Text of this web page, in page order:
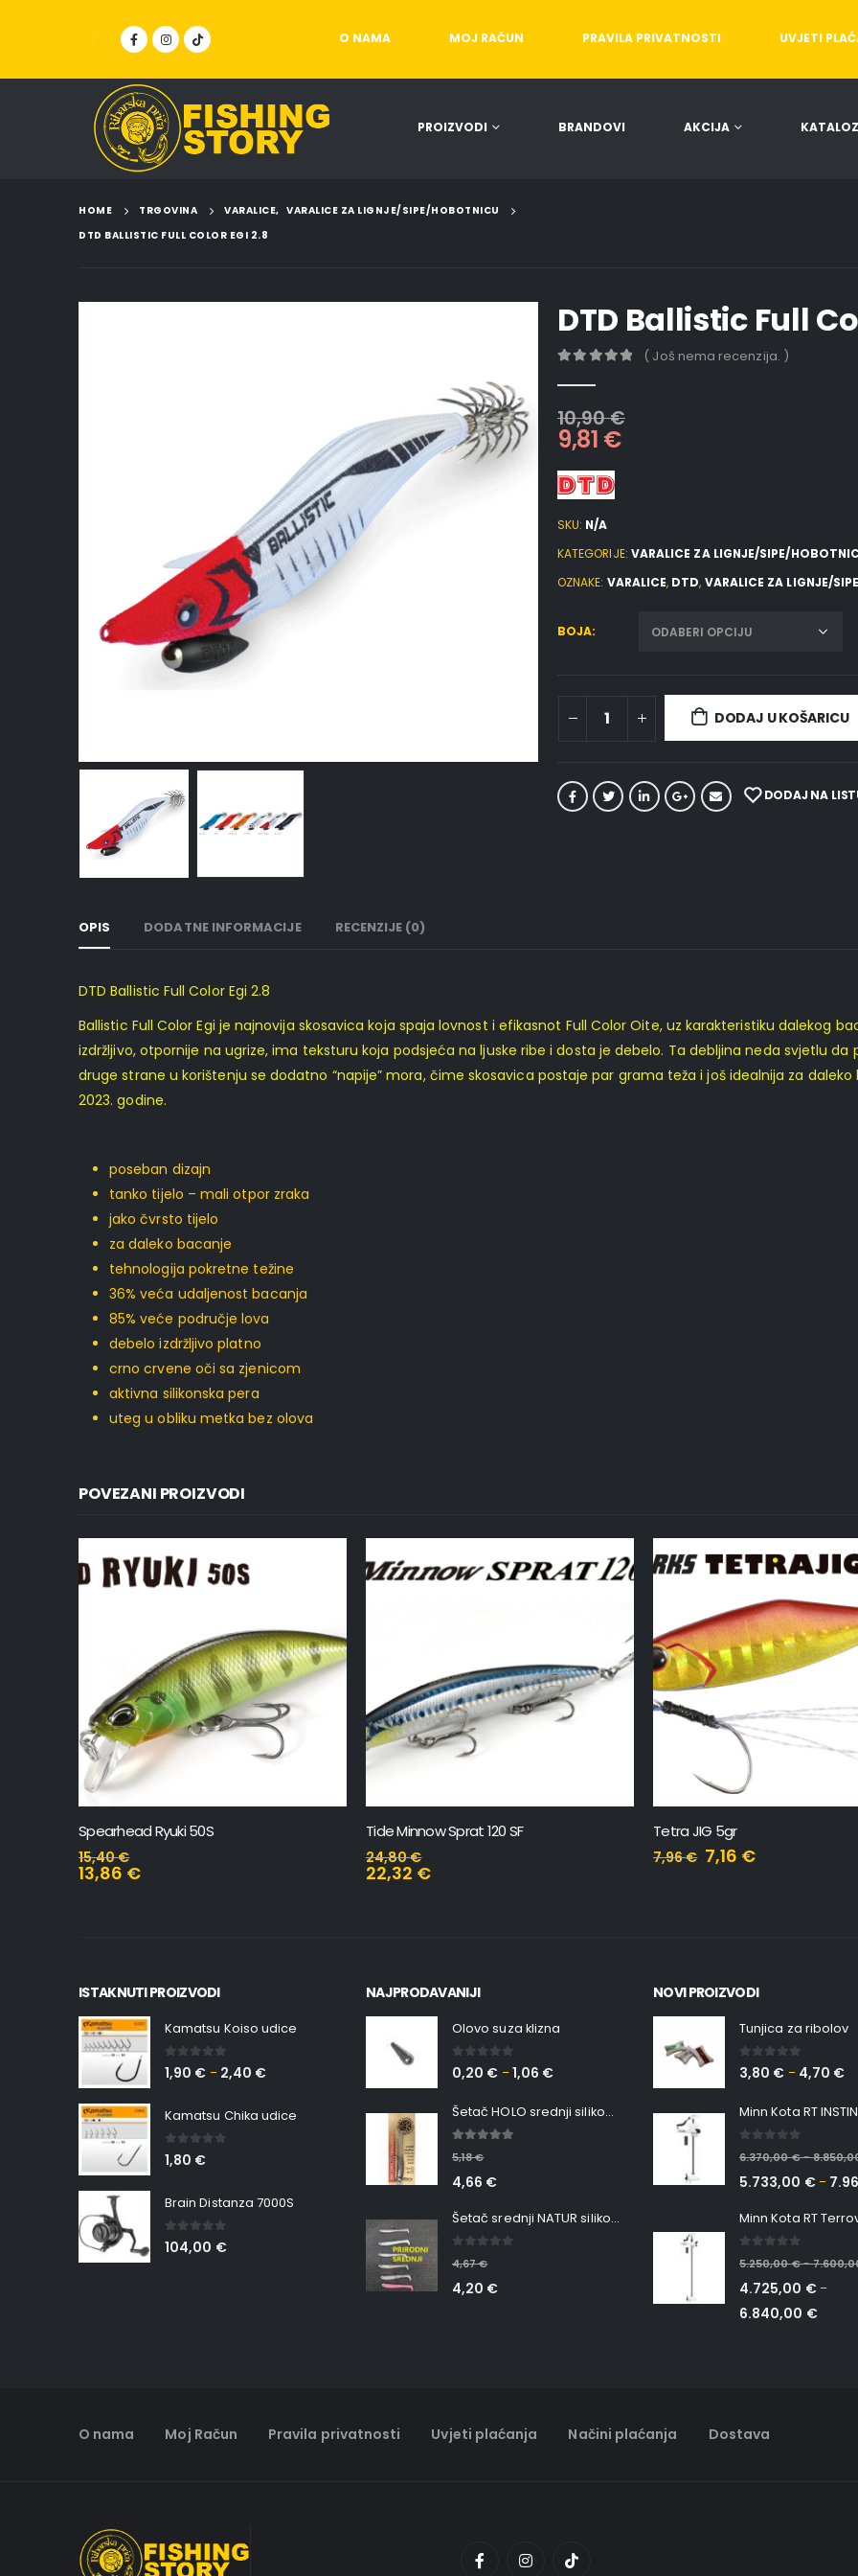
O NAMA MOJ RAČUN PRAVILA PRIVATNOSTI UVJETI
PROIZVODI BRANDOVI AKCIJA
HOME TRGOVINA VARALICE, VARALICE ZA LIGNJE/SIPE/HOBOTNICU
DTD BALLISTIC FULL COLOR EGI 2.8
DTD Ballistic Full
( Još nema recenzija. )
10,90€
9,81 €
SKU: N/A
KATEGORIJE: VARALICE ZA LIGNJE/SIPE/
OZNAKE: VARALICE, DTD, VARALICE ZA LIGNJE/
BOJA
DODAJ U KOŠARICU
DODAJ NA
OPIS DODATNE INFORMACIJE RECENZIJE (0)
DTD Ballistic Full Color Egi 2.8
Ballistic Full Color Egi je najnovija skosavica koja spaja lovnost i efikasnot Full Color Oite, uz karakteristiku dalekog
izdržljivo, otpornije na ugrize, ima teksturu koja podsjeća na ljuske ribe i dosta je debelo. Ta debljina neda svjetlu
druge strane u korištenju se dodatno “napije” mora, čime skosavica postaje par grama teža i još idealnija za
2023. godine.
poseban dizajn
tanko tijelo – mali otpor zraka
jako čvrsto tijelo
za daleko bacanje
tehnologija pokretne težine
36% veća udaljenost bacanja
85% veće područje lova
debelo izdržljivo platno
crno crvene oči sa zjenicom
aktivna silikonska pera
uteg u obliku metka bez olova
POVEZANI PROIZVODI
Spearhead Ryuki 50S
15,40€
13,86 €
Tide Minnow Sprat 120 SF
24,80€
22,32 €
Tetra JIG 5gr
7,96€ 7,16 €
ISTAKNUTI PROIZVODI
Kamatsu Koiso udice
0 out of 5
1,90 € – 2,40 €
Kamatsu Chika udice
0 out of 5
1,80 €
Brain Distanza 7000S
0out of 5
104,00 €
NAJPRODAVANIJI
Olovo suza klizna
0 out of 5
0,20 € –1,06 €
Šetač HOLO srednji silikonska Ribica Belgrade Walker
5,18€
4,66 €
Šetač srednji NATUR silikonska ribica Belgrade Walker
4,67€
4,20 €
NOVI PROIZVODI
Tunjica za ribolov
0 out of 5
3,80 € – 4,70 €
6.370,00€–
5.733,00 €–
5.250,00€–
4.725,00 €–
6.840,00 €
O nama Moj Račun Pravila privatnosti Uvjeti plaćanja Načini plaćanja Dostava